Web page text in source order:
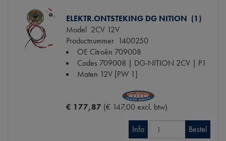
ELEKTR.ONTSTEKING DG NITION (1)
Model 2CV 12V
Productnummer 1400250
OE Citroën 709008
Codes 709008 | DG-NITION 2CV | P1
Maten 12V [PW 1]
€ 177,87 (€ 147,00 excl. btw)
Info Bestel